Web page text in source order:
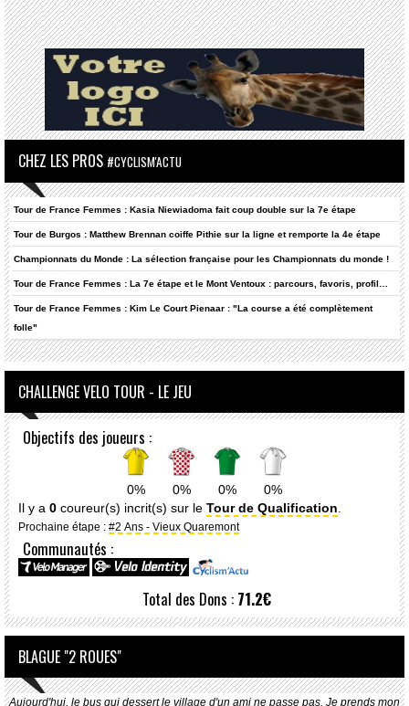
CHEZ LES PROS #CYCLISM'ACTU
Tour de France Femmes : Kasia Niewiadoma fait coup double sur la 7e étape
Tour de Burgos : Matthew Brennan coiffe Pithie sur la ligne et remporte la 4e étape
Championnats du Monde : La sélection française pour les Championnats du monde !
Tour de France Femmes : La 7e étape et le Mont Ventoux : parcours, favoris, profil…
Tour de France Femmes : Kim Le Court Pienaar : "La course a été complètement
folle"
CHALLENGE VELO TOUR - LE JEU
Objectifs des joueurs :
0% 0% 0%
0%
Il y a 0 coureur(s) incrit(s) sur le Tour de Qualification.
Prochaine étape : #2 Ans - Vieux Quaremont
Communautés :
Total des Dons : 71.2€
BLAGUE "2 ROUES"
Aujourd'hui, le bus qui dessert le village d'un ami ne passe pas. Je prends mon